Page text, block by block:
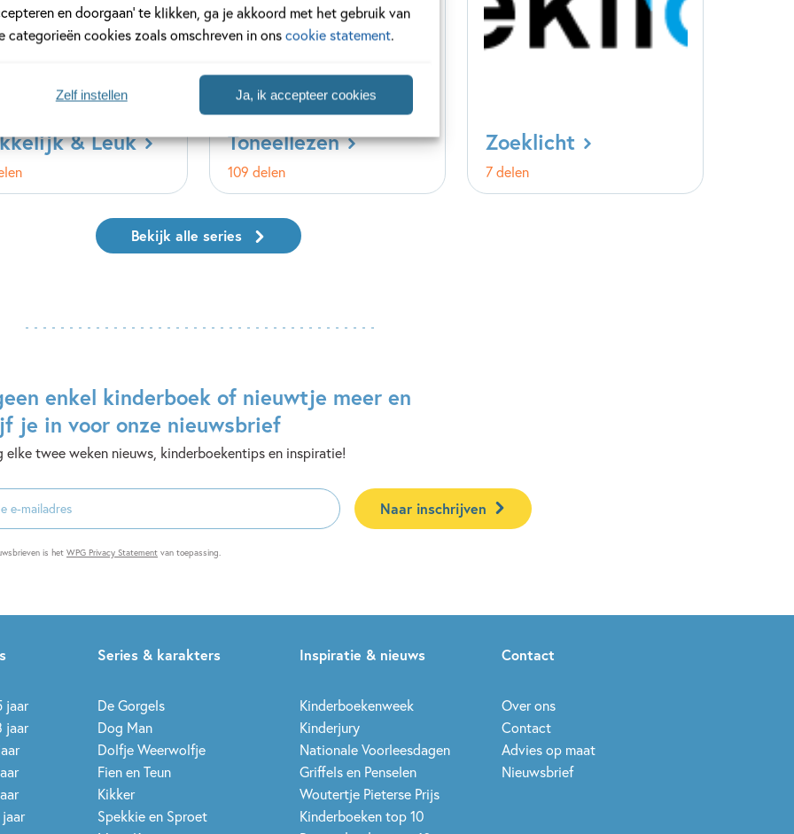
en doorgaan’ te klikken, ga je akkoord met het gebruik van
categorieën cookies zoals omschreven in onscookie statement.
Ja, ik accepteer cookies
Zelf instellen
& Leuk Toneellezen
109 delen
Zoeklicht
7 delen
Bekijk alle series
enkel kinderboek of nieuwtje meer en
je in voor onze nieuwsbrief
elke twee weken nieuws, kinderboekentips en inspiratie!
Naar inschrijven
is het WPG Privacy Statement van toepassing.
jaar
jaar
Series & karakters
De Gorgels
Dog Man
Dolfje Weerwolfje
Fien en Teun
Kikker
Spekkie en Sproet
Inspiratie & nieuws
Kinderboekenweek
Kinderjury
Nationale Voorleesdagen
Griffels en Penselen
Woutertje Pieterse Prijs
Kinderboeken top 10
Contact
Over ons
Contact
Advies op maat
Nieuwsbrief